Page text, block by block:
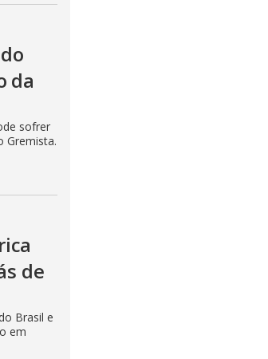
da
sofrer
Gremista.
de
Brasil e
em